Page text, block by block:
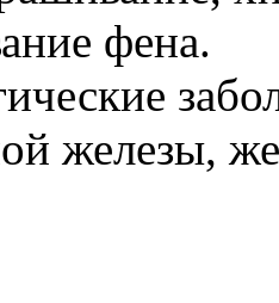
фена.
железы,